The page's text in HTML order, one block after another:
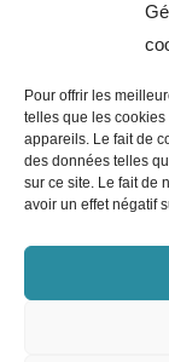
Pour offrir les
telles que les
appareils. Le fait de
des données telles
sur ce site. Le fait de
avoir un effet négatif
pour
l’Insertion
Professionnelle ,
dédiée à
l’insertion et